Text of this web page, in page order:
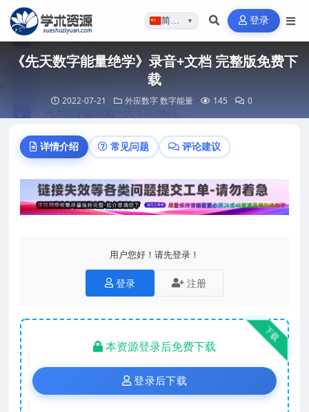
简体…▼ 登录
《先天数字能量绝学》录音+文档 完整版免费下
载
2022-07-21 外应数字数字能量 145 0
详情介绍 常见问题 评论建议
用户您好！请先登录！
登录 注册
下载
本资源登录后免费下载
登录后下载